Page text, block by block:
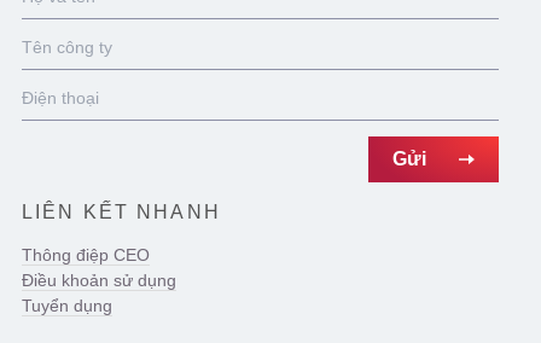
LIÊN KẾT NHANH
Thông điệp CEO
Điều khoản sử dụng
Tuyển dụng